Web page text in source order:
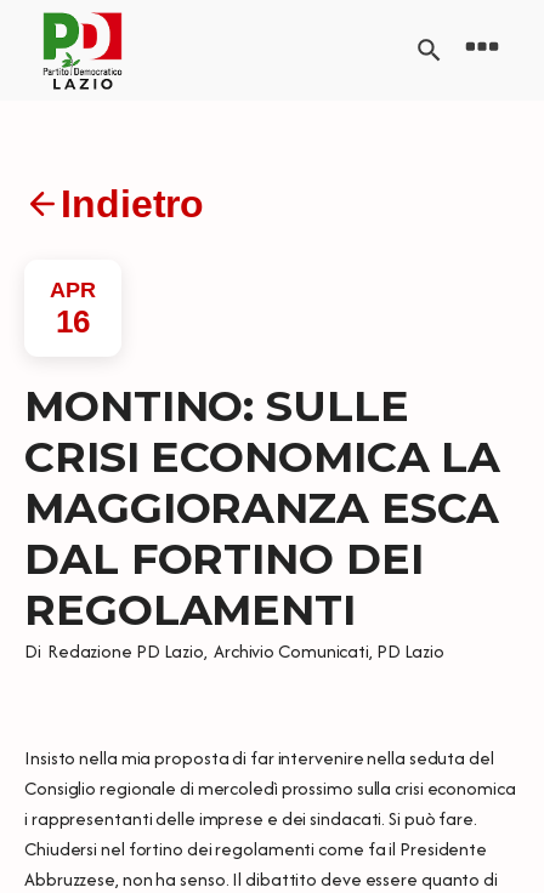
Indietro
APR
16
MONTINO: SULLE
CRISI ECONOMICA LA
MAGGIORANZA ESCA
DAL FORTINO DEI
REGOLAMENTI
Di Redazione PD Lazio, Archivio Comunicati, PD Lazio
Insisto nella mia proposta di far intervenire nella seduta del
Consiglio regionale di mercoledì prossimo sulla crisi economica
i rappresentanti delle imprese e dei sindacati. Si può fare.
Chiudersi nel fortino dei regolamenti come fa il Presidente
Abbruzzese, non ha senso. Il dibattito deve essere quanto di